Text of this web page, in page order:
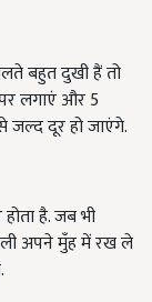
बहुत दुखी हैं तो
लगाएं और 5
जल्द दूर हो जाएंगे.
है. जब भी
अपने मुँह में रख ले